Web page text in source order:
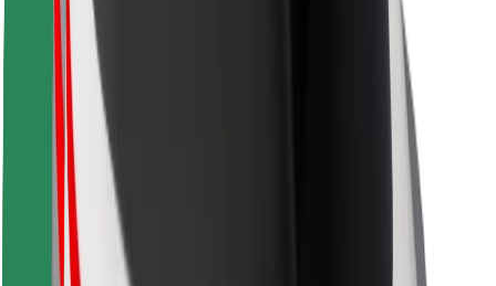
Byløsninger
Flyplasser
Bolt-ladestasjoner
Brukerstøtte
For passasjerer
For sjåfører